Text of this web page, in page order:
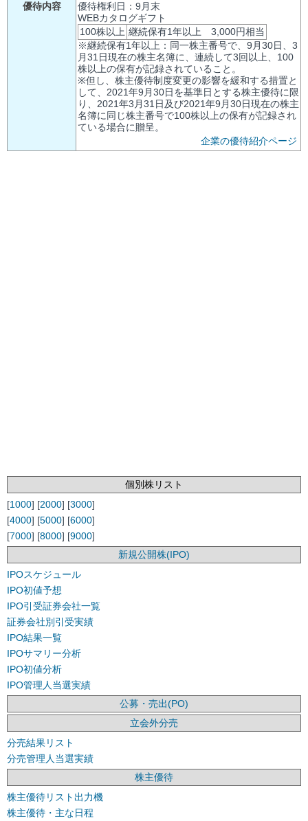
優待内容
優待権利日：9月末
WEBカタログギフト
100株以上 継続保有1年以上 3,000円相当
※継続保有1年以上：同一株主番号で、9月30日、3
月31日現在の株主名簿に、連続して3回以上、100
株以上の保有が記録されていること。
※但し、株主優待制度変更の影響を緩和する措置と
して、2021年9月30日を基準日とする株主優待に限
り、2021年3月31日及び2021年9月30日現在の株主
名簿に同じ株主番号で100株以上の保有が記録され
ている場合に贈呈。
企業の優待紹介ページ
個別株リスト
[1000] [2000] [3000]
[4000] [5000] [6000]
[7000] [8000] [9000]
新規公開株(IPO)
IPOスケジュール
IPO初値予想
IPO引受証券会社一覧
証券会社別引受実績
IPO結果一覧
IPOサマリー分析
IPO初値分析
IPO管理人当選実績
公募・売出(PO)
立会外分売
分売結果リスト
分売管理人当選実績
株主優待
株主優待リスト出力機
株主優待・主な日程